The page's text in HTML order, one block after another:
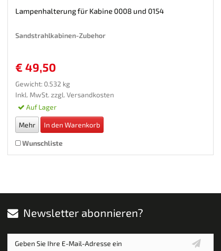
Lampenhalterung für Kabine 0008 und 0154
Sandstrahlkabinen-Zubehor
€ 49,50
Gewicht: 0.532 kg
Inkl. MwSt. zzgl. Versandkosten
Auf Lager
Mehr In den Warenkorb
Wunschliste
Newsletter abonnieren?